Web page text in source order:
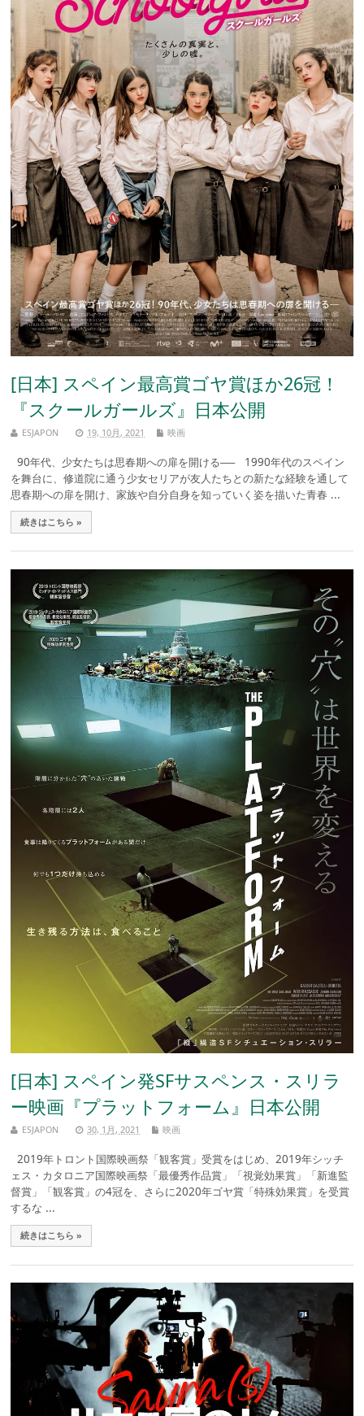
[日本] スペイン最高賞ゴヤ賞ほか26冠！
『スクールガールズ』日本公開
ESJAPON 19, 10月, 2021 映画
90年代、少女たちは思春期への扉を開ける── 1990年代のスペイン
を舞台に、修道院に通う少女セリアが友人たちとの新たな経験を通して
思春期への扉を開け、家族や自分自身を知っていく姿を描いた青春 ...
続きはこちら »
[日本] スペイン発SFサスペンス・スリラ
ー映画『プラットフォーム』日本公開
ESJAPON 30, 1月, 2021 映画
2019年トロント国際映画祭「観客賞」受賞をはじめ、2019年シッチ
ェス・カタロニア国際映画祭「最優秀作品賞」「視覚効果賞」「新進監
督賞」「観客賞」の4冠を、さらに2020年ゴヤ賞「特殊効果賞」を受賞
するな ...
続きはこちら »